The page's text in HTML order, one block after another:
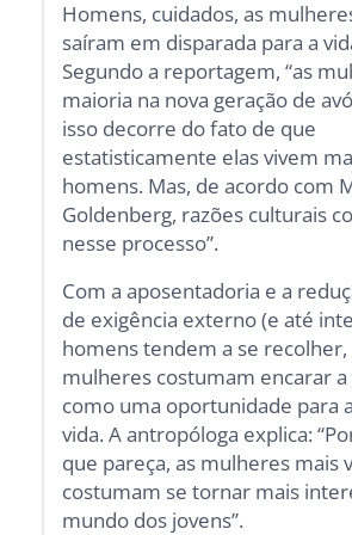
Homens, cuidados, as
saíram em disparada para a
Segundo a reportagem, “as
maioria na nova geração de
isso decorre do fato de que
estatisticamente elas vivem
homens. Mas, de acordo com
Goldenberg, razões culturais
nesse processo”.
Com a aposentadoria e a
de exigência externo (e até
homens tendem a se
mulheres costumam encarar a
como uma oportunidade para
vida. A antropóloga explica:
que pareça, as mulheres mais
costumam se tornar mais
mundo dos jovens”.